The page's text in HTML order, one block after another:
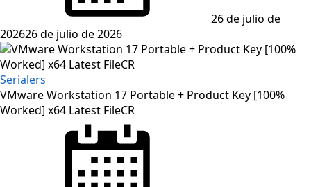
26 de julio de
202626 de julio de 2026
Serialers
VMware Workstation 17 Portable + Product Key [100%
Worked] x64 Latest FileCR